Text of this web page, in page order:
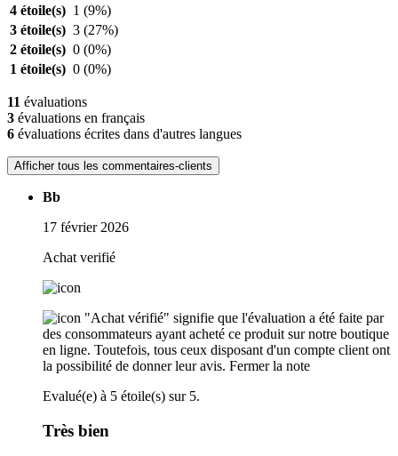
4 étoile(s) 1 (9%)
3 étoile(s) 3 (27%)
2 étoile(s) 0 (0%)
1 étoile(s) 0 (0%)
11 évaluations
3 évaluations en français
6 évaluations écrites dans d'autres langues
Afficher tous les commentaires-clients
Bb
17 février 2026
Achat verifié
"Achat vérifié" signifie que l'évaluation a été faite par
des consommateurs ayant acheté ce produit sur notre boutique
en ligne. Toutefois, tous ceux disposant d'un compte client ont
la possibilité de donner leur avis. Fermer la note
Evalué(e) à 5 étoile(s) sur 5.
Très bien